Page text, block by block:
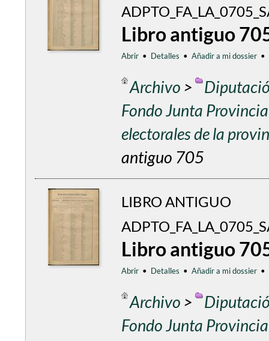
Libro antiguo
Abrir • Detalles • Añadir a mi dossier •
Archivo >
Fondo Junta
electorales de la
antiguo 705
LIBRO ANTIGUO
Libro antiguo
Abrir • Detalles • Añadir a mi dossier •
Archivo >
Fondo Junta